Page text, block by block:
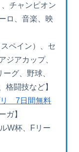
、チャンピオン
ロ、音楽、映
ペイン）、セ
ジアカップ、
グ、野球、
格闘技など】
リ 7日間無料
ガ】
W杯、Fリー